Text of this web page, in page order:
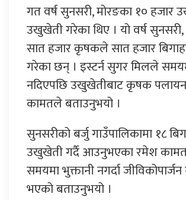
गत वर्ष सुनसरी, मोरङका १०
उखुखेती गरेका थिए । यो वर्ष
सात हजार कृषकले सात हजार
गरेका छन् । इस्टर्न सुगर मिलले
नदिएपछि उखुखेतीबाट कृषक
कामतले बताउनुभयो ।
सुनसरीको बर्जु गाउँपालिकामा १८
उखुखेती गर्दै आउनुभएका रमेश
समयमा भुक्तानी नगर्दा
भएको बताउनुभयो ।